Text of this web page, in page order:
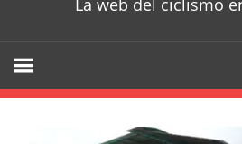
La web del ciclismo